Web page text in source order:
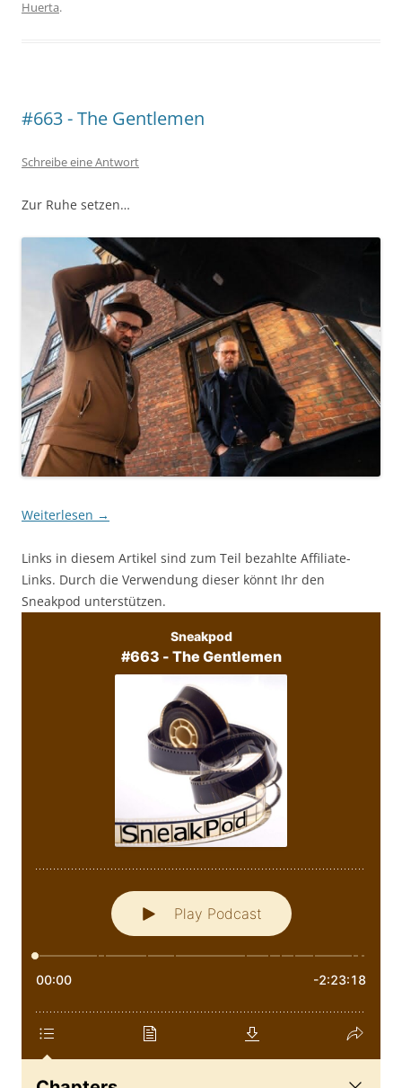
Huerta.
#663 - The Gentlemen
Schreibe eine Antwort
Zur Ruhe setzen…
Weiterlesen →
Links in diesem Artikel sind zum Teil bezahlte Affiliate-
Links. Durch die Verwendung dieser könnt Ihr den
Sneakpod unterstützen.